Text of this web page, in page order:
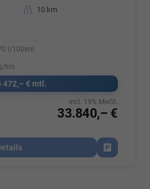
Kilometerstand
10 km
l/100km
km
472,– € mtl.
33.840,– €
incl. 19% MwSt.
Fahrzeug